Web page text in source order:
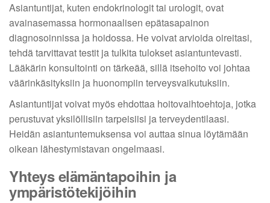
Asiantuntijat, kuten endokrinologit tai urologit, ovat
avainasemassa hormonaalisen epätasapainon
diagnosoinnissa ja hoidossa. He voivat arvioida oireitasi,
tehdä tarvittavat testit ja tulkita tulokset asiantuntevasti.
Lääkärin konsultointi on tärkeää, sillä itsehoito voi johtaa
väärinkäsityksiin ja huonompiin terveysvaikutuksiin.
Asiantuntijat voivat myös ehdottaa hoitovaihtoehtoja, jotka
perustuvat yksilöllisiin tarpeisiisi ja terveydentilaasi.
Heidän asiantuntemuksensa voi auttaa sinua löytämään
oikean lähestymistavan ongelmaasi.
Yhteys elämäntapoihin ja
ympäristötekijöihin